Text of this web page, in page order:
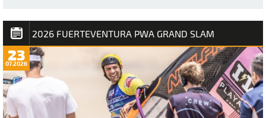
2026 FUERTEVENTURA PWA GRAND SLAM
23
07.2026